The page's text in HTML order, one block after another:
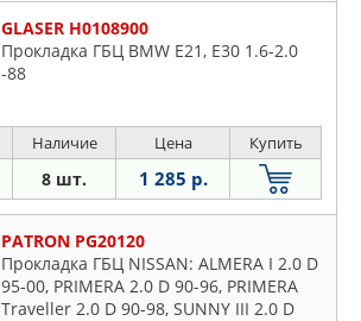
GLASER H0108900
Прокладка ГБЦ BMW E21, E30 1.6-2.0
-88
Наличие Цена Купить
8 шт. 1 285 р.
PATRON PG20120
Прокладка ГБЦ NISSAN: ALMERA I 2.0 D
95-00, PRIMERA 2.0 D 90-96, PRIMERA
Traveller 2.0 D 90-98, SUNNY III 2.0 D